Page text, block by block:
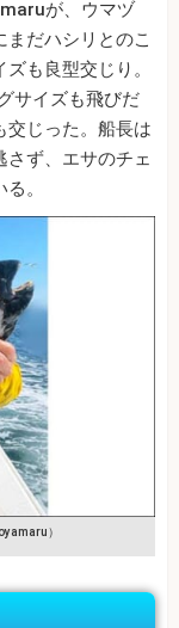
が、ウマヅ
だハシリとのこ
も良型交じり。
サイズも飛びだ
交じった。船長は
さず、エサのチェ
。
）